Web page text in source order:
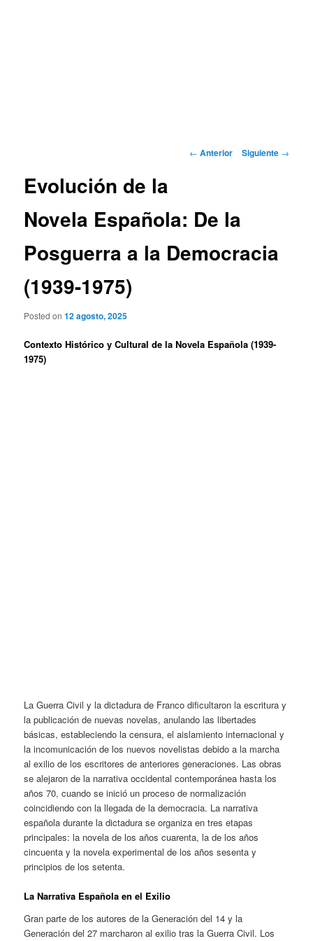
Navegación
← Anterior Siguiente →
Evolución de la
Novela Española: De la
Posguerra a la Democracia
(1939-1975)
Posted on12 agosto, 2025
Contexto Histórico y Cultural de la Novela Española (1939-
1975)
La Guerra Civil y la dictadura de Franco dificultaron la escritura y
la publicación de nuevas novelas, anulando las libertades
básicas, estableciendo la censura, el aislamiento internacional y
la incomunicación de los nuevos novelistas debido a la marcha
al exilio de los escritores de anteriores generaciones. Las obras
se alejaron de la narrativa occidental contemporánea hasta los
años 70, cuando se inició un proceso de normalización
coincidiendo con la llegada de la democracia. La narrativa
española durante la dictadura se organiza en tres etapas
principales: la novela de los años cuarenta, la de los años
cincuenta y la novela experimental de los años sesenta y
principios de los setenta.
La Narrativa Española en el Exilio
Gran parte de los autores de la Generación del 14 y la
Generación del 27 marcharon al exilio tras la Guerra Civil. Los